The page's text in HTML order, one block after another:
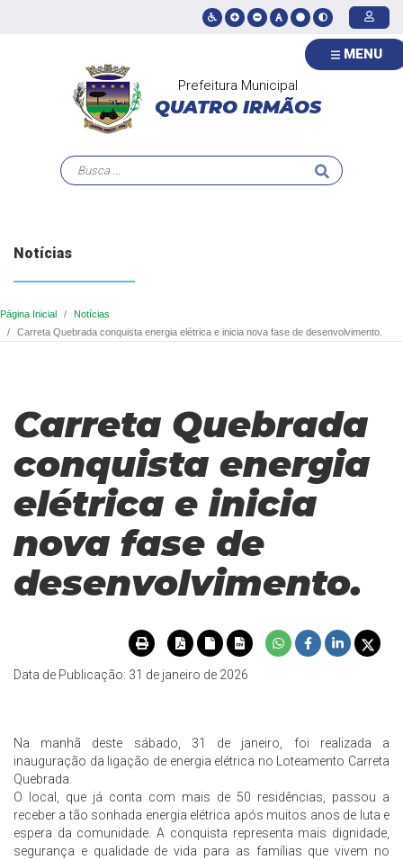
Prefeitura Municipal
QUATRO IRMÃOS
MENU
Notícias
Página Inicial
Notícias
Carreta Quebrada conquista energia elétrica e inicia nova fase de desenvolvimento.
Carreta Quebrada
conquista energia
elétrica e inicia
nova fase de
desenvolvimento.
Data de Publicação: 31 de janeiro de 2026
Na manhã deste sábado, 31 de janeiro, foi realizada a
inauguração da ligação de energia elétrica no Loteamento Carreta
Quebrada.
O local, que já conta com mais de 50 residências, passou a
receber a tão sonhada energia elétrica após muitos anos de luta e
espera da comunidade. A conquista representa mais dignidade,
segurança e qualidade de vida para as famílias que vivem no